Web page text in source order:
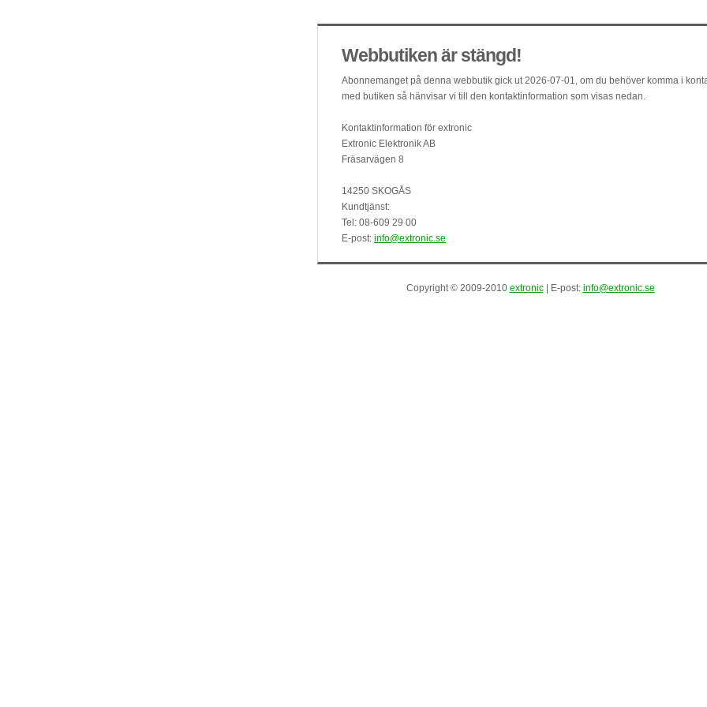
Webbutiken är stängd!
Abonnemanget på denna webbutik gick ut 2026-07-01, om du behöver komma i
med butiken så hänvisar vi till den kontaktinformation som visas nedan.
Kontaktinformation för extronic
Extronic Elektronik AB
Fräsarvägen 8
14250 SKOGÅS
Kundtjänst:
Tel: 08-609 29 00
E-post: info@extronic.se
Copyright © 2009-2010 extronic| E-post: info@extronic.se